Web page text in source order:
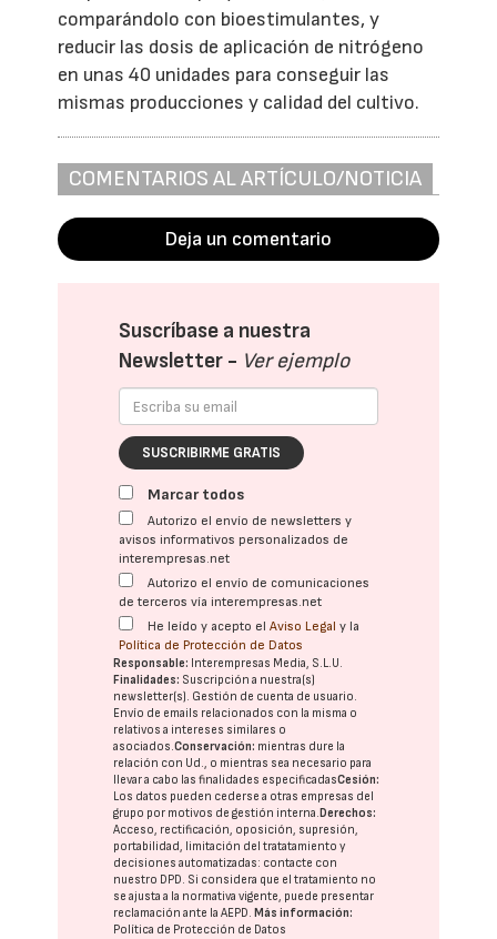
comparándolo con bioestimulantes, y
reducir las dosis de aplicación de nitrógeno
en unas 40 unidades para conseguir las
mismas producciones y calidad del cultivo.
COMENTARIOS AL ARTÍCULO/NOTICIA
Deja un comentario
Suscríbase a nuestra
Newsletter - Ver ejemplo
SUSCRIBIRME GRATIS
Marcar todos
Autorizo el envío de newsletters y
avisos informativos personalizados de
interempresas.net
Autorizo el envío de comunicaciones
de terceros vía interempresas.net
He leído y acepto elAviso Legal y la
Política de Protección de Datos
Responsable: Interempresas Media, S.L.U.
Finalidades: Suscripción a nuestra(s)
newsletter(s). Gestión de cuenta de usuario.
Envío de emails relacionados con la misma o
relativos a intereses similares o
asociados.Conservación: mientras dure la
relación con Ud., o mientras sea necesario para
llevar a cabo las finalidades especificadasCesión:
Los datos pueden cederse a otras empresas del
grupo por motivos de gestión interna. Derechos:
Acceso, rectificación, oposición, supresión,
portabilidad, limitación del tratatamiento y
decisiones automatizadas: contacte con
nuestro DPD. Si considera que el tratamiento no
se ajusta a la normativa vigente, puede presentar
reclamación ante laAEPD. Más información:
Política de Protección de Datos